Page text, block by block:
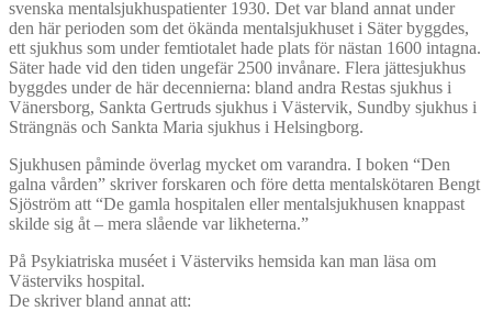
svenska mentalsjukhuspatienter 1930. Det var bland annat under
den här perioden som det ökända mentalsjukhuset i Säter byggdes,
ett sjukhus som under femtiotalet hade plats för nästan 1600 intagna.
Säter hade vid den tiden ungefär 2500 invånare. Flera jättesjukhus
byggdes under de här decennierna: bland andra Restas sjukhus i
Vänersborg, Sankta Gertruds sjukhus i Västervik, Sundby sjukhus i
Strängnäs och Sankta Maria sjukhus i Helsingborg.
Sjukhusen påminde överlag mycket om varandra. I boken “Den
galna vården” skriver forskaren och före detta mentalskötaren Bengt
Sjöström att “De gamla hospitalen eller mentalsjukhusen knappast
skilde sig åt – mera slående var likheterna.”
På Psykiatriska muséet i Västerviks hemsida kan man läsa om
Västerviks hospital.
De skriver bland annat att: